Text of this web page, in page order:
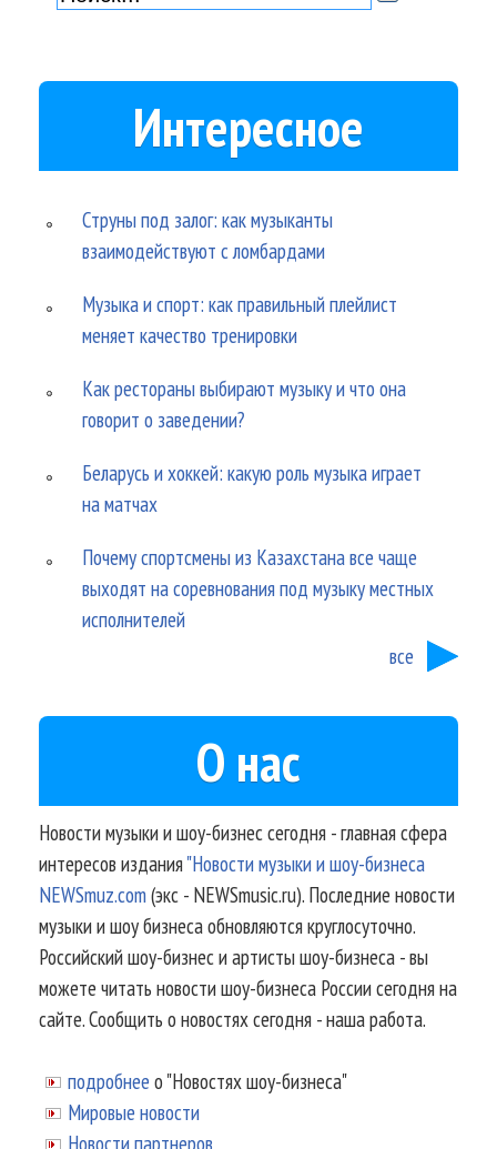
Интересное
Струны под залог: как музыканты
взаимодействуют с ломбардами
Музыка и спорт: как правильный плейлист
меняет качество тренировки
Как рестораны выбирают музыку и что она
говорит о заведении?
Беларусь и хоккей: какую роль музыка играет
на матчах
Почему спортсмены из Казахстана все чаще
выходят на соревнования под музыку местных
исполнителей
все
О нас
Новости музыки и шоу-бизнес сегодня - главная сфера
интересов издания"Новости музыки и шоу-бизнеса
NEWSmuz.com(экс - NEWSmusic.ru). Последние новости
музыки и шоу бизнеса обновляются круглосуточно.
Российский шоу-бизнес и артисты шоу-бизнеса - вы
можете читать новости шоу-бизнеса России сегодня на
сайте. Сообщить о новостях сегодня - наша работа.
подробнее о "Новостях шоу-бизнеса"
Мировые новости
Новости партнеров